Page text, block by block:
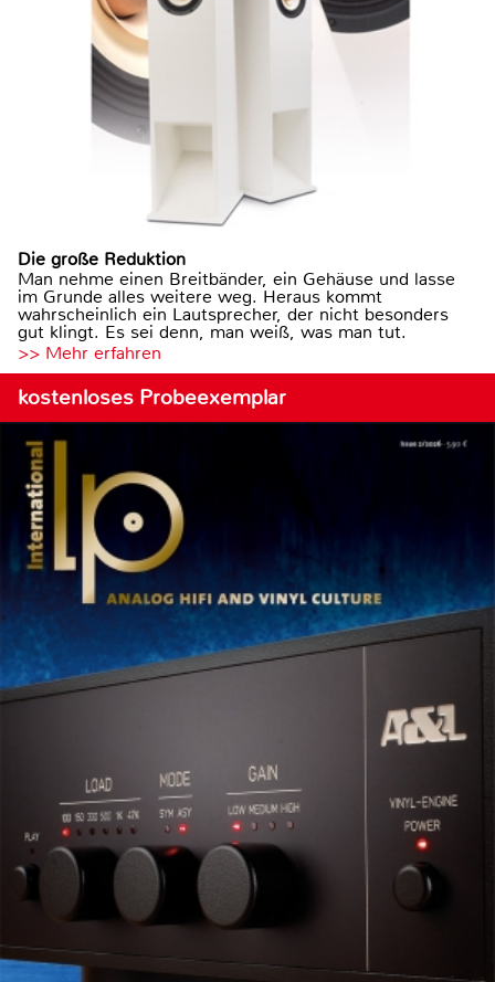
Die große Reduktion
Man nehme einen Breitbänder, ein Gehäuse und lasse
im Grunde alles weitere weg. Heraus kommt
wahrscheinlich ein Lautsprecher, der nicht besonders
gut klingt. Es sei denn, man weiß, was man tut.
>> Mehr erfahren
kostenloses Probeexemplar